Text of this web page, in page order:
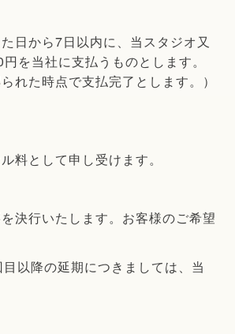
日から7日以内に、当スタジオ又
を当社に支払うものとします。
れた時点で支払完了とします。）
料として申し受けます。
決行いたします。お客様のご希望
以降の延期につきましては、当